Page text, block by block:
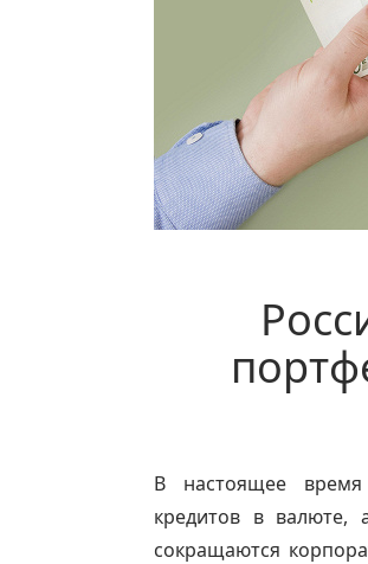
В настоящее время
кредитов в валюте,
сокращаются